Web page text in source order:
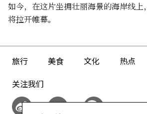
如今，在这片坐拥壮丽海景的海岸线上
将拉开帷幕。
旅行 美食 文化 热点
关注我们